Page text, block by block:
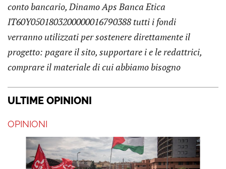
conto bancario, Dinamo Aps Banca Etica
IT60Y0501803200000016790388 tutti i fondi
verranno utilizzati per sostenere direttamente il
progetto: pagare il sito, supportare i e le redattrici,
comprare il materiale di cui abbiamo bisogno
ULTIME OPINIONI
OPINIONI